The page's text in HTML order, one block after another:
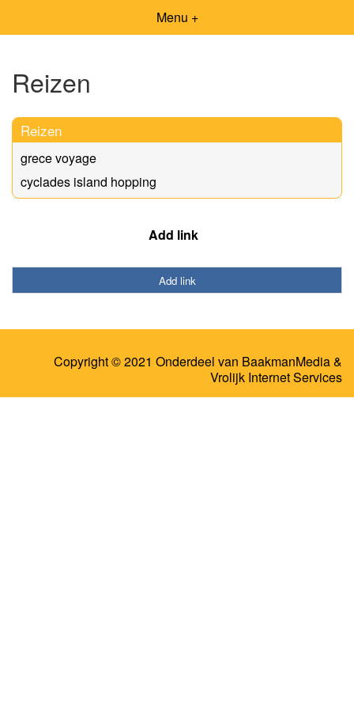
Menu +
Reizen
Reizen
grece voyage
cyclades island hopping
Add link
Add link
Copyright © 2021 Onderdeel van BaakmanMedia&
Vrolijk Internet Services